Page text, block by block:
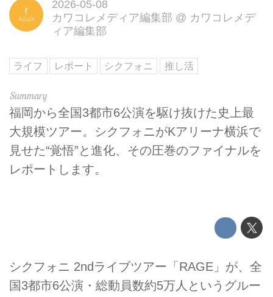
2026-05-08
カワコレメディア編集部 @ カワコレメデ
ィア編集部
ライフ レポート シクフォニ 推し活
福岡から全国3都市6公演を駆け抜けた史上最
大規模ツアー。シクフォニがKアリーナ横浜で
見せた“覚悟”と進化、その圧巻のファイナルを
レポートします。
シクフォニ 2ndライブツアー「RAGE」が、全
国3都市6公演・総動員数約5万人というグルー